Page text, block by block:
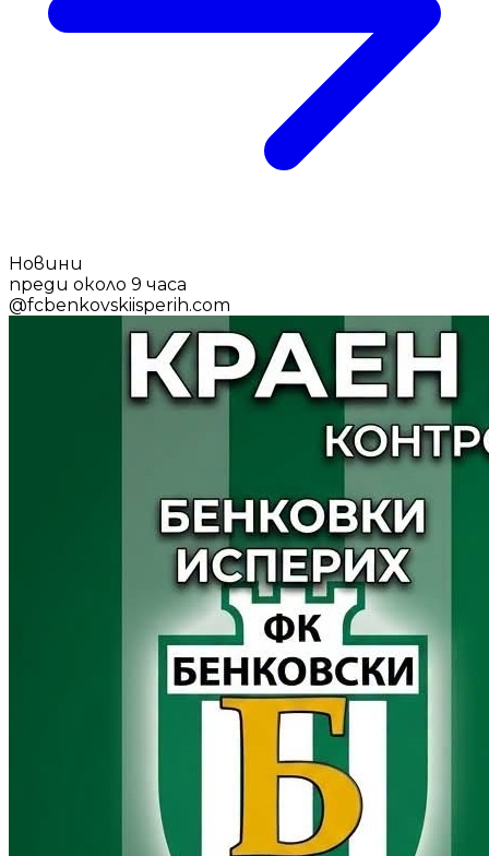
Новини
преди около 9 часа
@fcbenkovskiisperih.com